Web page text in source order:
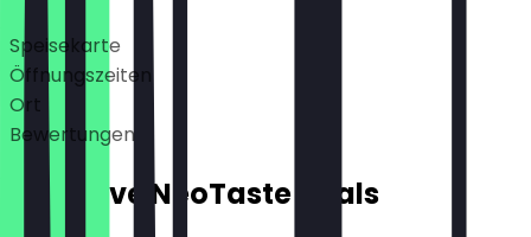
Deals
Speisekarte
Öffnungszeiten
Ort
Bewertungen
Exklusive NeoTaste Deals